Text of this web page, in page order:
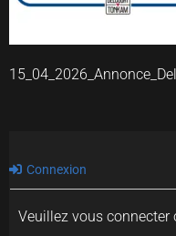
Connexion
Veuillez vous